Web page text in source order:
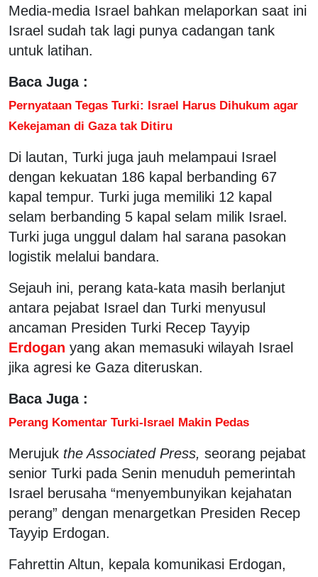
Media-media Israel bahkan melaporkan saat ini
Israel sudah tak lagi punya cadangan tank
untuk latihan.
Baca Juga :
Pernyataan Tegas Turki: Israel Harus Dihukum agar
Kekejaman di Gaza tak Ditiru
Di lautan, Turki juga jauh melampaui Israel
dengan kekuatan 186 kapal berbanding 67
kapal tempur. Turki juga memiliki 12 kapal
selam berbanding 5 kapal selam milik Israel.
Turki juga unggul dalam hal sarana pasokan
logistik melalui bandara.
Sejauh ini, perang kata-kata masih berlanjut
antara pejabat Israel dan Turki menyusul
ancaman Presiden Turki Recep Tayyip
Erdogan yang akan memasuki wilayah Israel
jika agresi ke Gaza diteruskan.
Baca Juga :
Perang Komentar Turki-Israel Makin Pedas
Merujuk the Associated Press, seorang pejabat
senior Turki pada Senin menuduh pemerintah
Israel berusaha “menyembunyikan kejahatan
perang” dengan menargetkan Presiden Recep
Tayyip Erdogan.
Fahrettin Altun, kepala komunikasi Erdogan,